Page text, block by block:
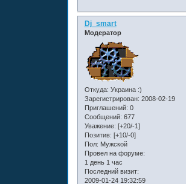
Dj_smart
Модератор
Откуда: Украина :)
Зарегистрирован: 2008-02-19
Приглашений: 0
Сообщений: 677
Уважение: [+20/-1]
Позитив: [+10/-0]
Пол: Мужской
Провел на форуме:
1 день 1 час
Последний визит:
2009-01-24 19:32:59